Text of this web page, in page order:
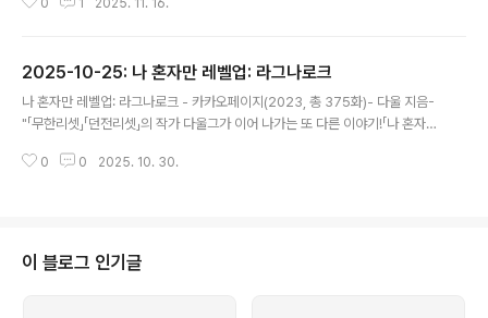
데."....진짜 내 집이다!"눈을 떠 보니 무림 최고 명문가이자 과거 멸문했던 연가
다! 대공자 연호정의 고군분투 무림 통합기." (책 소개글)- 주요 등장인물/배경:
연호정, 연위, 연지평, 벽산연가, 무림맹, 묵룡부, 양천, 흑제성, 삼교(신화교, 광
혈교, 사음교), 혈교, 사문향, 사방무제 천인룡, 묵비,..
0 1 2025. 11. 16.
2025-10-25: 나 혼자만 레벨업: 라그나로크
나 혼자만 레벨업: 라그나로크 - 카카오페이지(2023, 총 375화)- 다울 지음-
"「무한리셋」「던전리셋」의 작가 다울그가 이어 나가는 또 다른 이야기!「나 혼자만
어 있던 그의 특별한 혈통이 깨어난다!“일어나라.”죽음을 거스르고 지배하는 헌
야 할 것 같다. 김용 소설 영뭉문 2, 3부가 1부의 스핀 오프가 아니듯. 뭐... 작가
가 달라지면 그냥 스핀 오프라고 부르는 건가...- 글은 뭐 나..
0 0 2025. 10. 30.
이 블로그 인기글